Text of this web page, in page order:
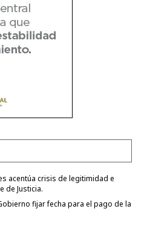
acentúa crisis de legitimidad e
de Justicia.
fijar fecha para el pago de la